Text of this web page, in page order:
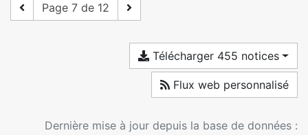
Page 7 de 12
Télécharger 455 notices
Flux web personnalisé
Dernière mise à jour depuis la base de données :